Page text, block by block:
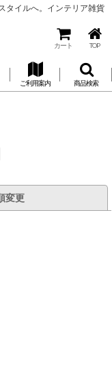
タイルへ。インテリア雑貨
カート TOP
ご利用案内 商品検索
変更